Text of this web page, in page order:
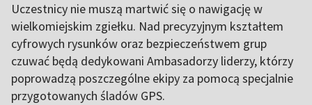
Uczestnicy nie muszą martwić się o nawigację w
wielkomiejskim zgiełku. Nad precyzyjnym kształtem
cyfrowych rysunków oraz bezpieczeństwem grup
czuwać będą dedykowani Ambasadorzy liderzy, którzy
poprowadzą poszczególne ekipy za pomocą specjalnie
przygotowanych śladów GPS.